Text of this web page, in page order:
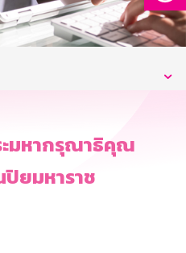
มหากรุณาธิคุณ
ปิยมหาราช